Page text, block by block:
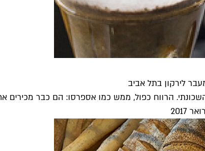
לירקון בתל אביב
הרווח כפול, ממש כמו אספרסו: הם כבר מכירים